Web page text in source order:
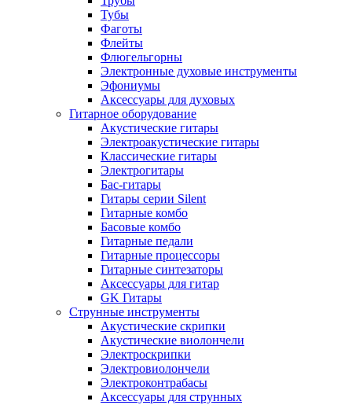
Тубы
Фаготы
Флейты
Флюгельгорны
Электронные духовые инструменты
Эфониумы
Аксессуары для духовых
Гитарное оборудование
Акустические гитары
Электроакустические гитары
Классические гитары
Электрогитары
Бас-гитары
Гитары серии Silent
Гитарные комбо
Басовые комбо
Гитарные педали
Гитарные процессоры
Гитарные синтезаторы
Аксессуары для гитар
GK Гитары
Струнные инструменты
Акустические скрипки
Акустические виолончели
Электроскрипки
Электровиолончели
Электроконтрабасы
Аксессуары для струнных